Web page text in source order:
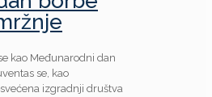
kao Međunarodni dan
se, kao
izgradnji društva